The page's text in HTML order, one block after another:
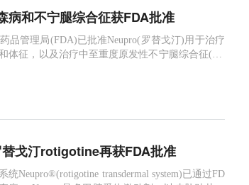
病和不宁腿综合征获FDA批准
品管理局(FDA)已批准Neupro(罗替戈汀)用于治疗
体征，以及治疗中至重度原发性不宁腿综合征(RL
皮贴剂，据称可持续释放药物。 作为一种PD治疗
戈汀rotigotine再获FDA批准
Neupro®(rotigotine transdermal system)已通过FD